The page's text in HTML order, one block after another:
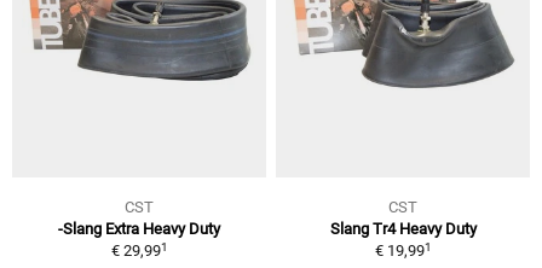
CST
-Slang Extra Heavy Duty
€ 29,991
CST
Slang Tr4 Heavy Duty
€ 19,991